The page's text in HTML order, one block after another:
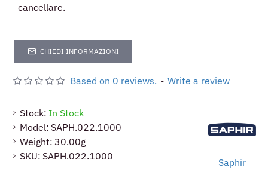
Stock: In Stock
Model: SAPH.022.1000
Weight: 30.00g
SKU: SAPH.022.1000
Saphir
Based on 0 reviews. - Write a review
cancellare.
CHIEDI INFORMAZIONI